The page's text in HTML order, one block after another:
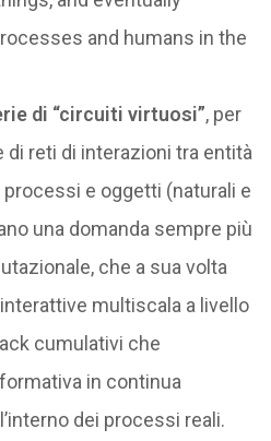
and humans in the
di “circuiti virtuosi”, per
reti di interazioni tra entità
e oggetti (naturali e
una domanda sempre più
che a sua volta
multiscala a livello
cumulativi che
in continua
dei processi reali.